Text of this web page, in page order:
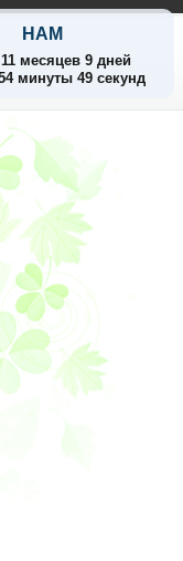
НАМ
месяцев 9 дней
минуты 50 секунд